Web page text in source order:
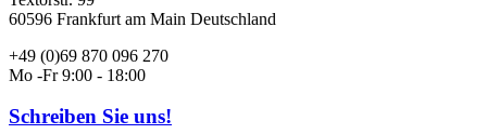
60596 Frankfurt am Main Deutschland
+49 (0)69 870 096 270
Mo -Fr 9:00 - 18:00
Schreiben Sie uns!